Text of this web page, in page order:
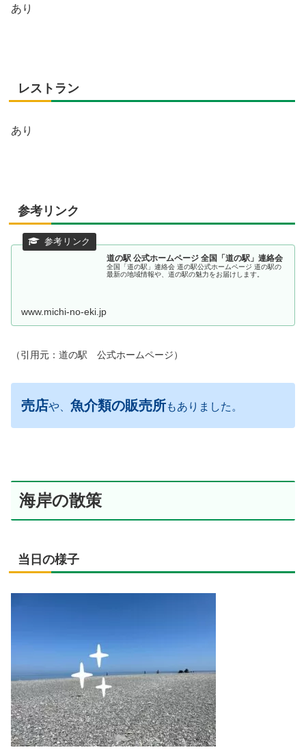
あり
レストラン
あり
参考リンク
道の駅 公式ホームページ 全国「道の駅」連絡会
全国「道の駅」連絡会 道の駅公式ホームページ 道の駅の
最新の地域情報や、道の駅の魅力をお届けします。
www.michi-no-eki.jp
（引用元：道の駅 公式ホームページ）
売店や、 魚介類の販売所もありました。
海岸の散策
当日の様子